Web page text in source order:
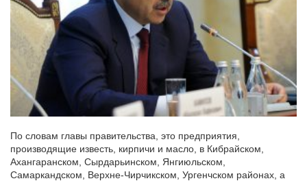
По словам главы правительства, это предприятия,
производящие известь, кирпичи и масло, в Кибрайском,
Ахангаранском, Сырдарьинском, Янгиюльском,
Самаркандском, Верхне-Чирчикском, Ургенчском районах, а